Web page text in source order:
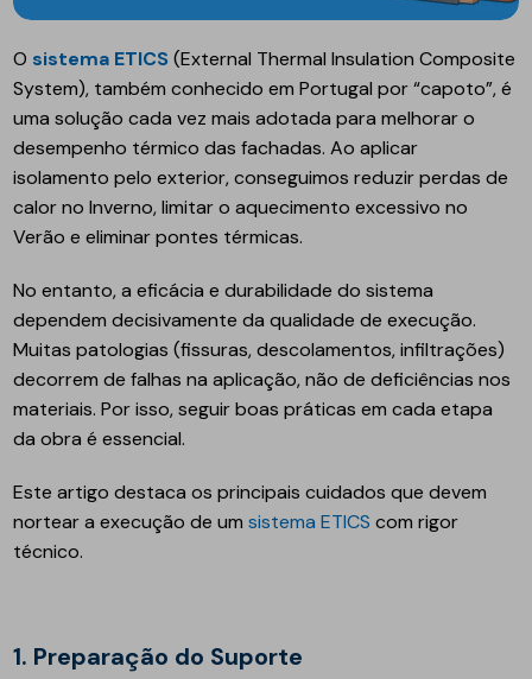
O sistema ETICS(External Thermal Insulation Composite
System), também conhecido em Portugal por “capoto”, é
uma solução cada vez mais adotada para melhorar o
desempenho térmico das fachadas. Ao aplicar
isolamento pelo exterior, conseguimos reduzir perdas de
calor no Inverno, limitar o aquecimento excessivo no
Verão e eliminar pontes térmicas.
No entanto, a eficácia e durabilidade do sistema
dependem decisivamente da qualidade de execução.
Muitas patologias (fissuras, descolamentos, infiltrações)
decorrem de falhas na aplicação, não de deficiências nos
materiais. Por isso, seguir boas práticas em cada etapa
da obra é essencial.
Este artigo destaca os principais cuidados que devem
nortear a execução de umsistema ETICS com rigor
técnico.
1. Preparação do Suporte